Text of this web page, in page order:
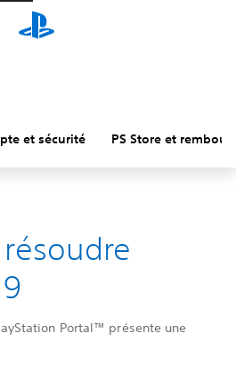
et sécurité PS Store et
Portal™ présente une